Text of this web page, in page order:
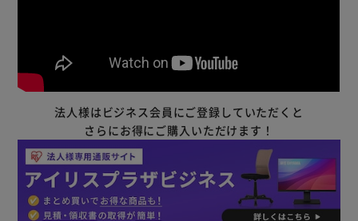
法人様はビジネス会員にご登録していただくと
さらにお得にご購入いただけます！